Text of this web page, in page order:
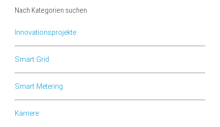
Nach Kategorien suchen
Innovationsprojekte
Smart Grid
Smart Metering
Karriere